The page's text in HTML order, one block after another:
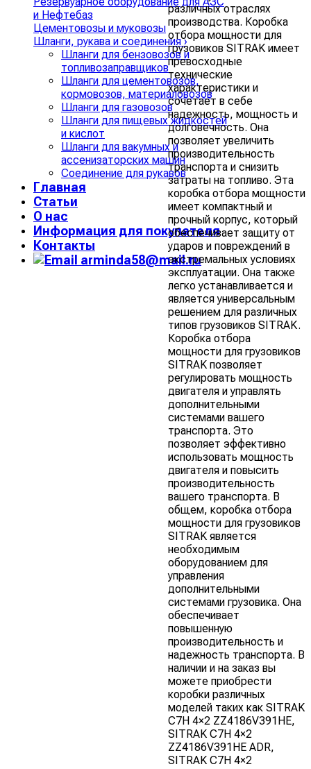
и Нефтебаз
Цементовозы и муковозы
Шланги, рукава и соединения›
Шланги для бензовозов и
топливозаправщиков
Шланги для цементовозов,
кормовозов, материаловозов
Шланги для газовозов
Шланги для пищевых жидкостей
и кислот
Шланги для вакумных и
ассенизаторских машин
Соединение для рукавов
Главная
Статьи
О нас
Информация для покупателя
Контакты
arminda58@mail.ru
различных отраслях
производства. Коробка
отбора мощности для
грузовиков SITRAK имеет
превосходные
технические
характеристики и
сочетает в себе
надежность, мощность и
долговечность. Она
позволяет увеличить
производительность
транспорта и снизить
затраты на топливо. Эта
коробка отбора мощности
имеет компактный и
прочный корпус, который
обеспечивает защиту от
ударов и повреждений в
экстремальных условиях
эксплуатации. Она также
легко устанавливается и
является универсальным
решением для различных
типов грузовиков SITRAK.
Коробка отбора
мощности для грузовиков
SITRAK позволяет
регулировать мощность
двигателя и управлять
дополнительными
системами вашего
транспорта. Это
позволяет эффективно
использовать мощность
двигателя и повысить
производительность
вашего транспорта. В
общем, коробка отбора
мощности для грузовиков
SITRAK является
необходимым
оборудованием для
управления
дополнительными
системами грузовика. Она
обеспечивает
повышенную
производительность и
надежность транспорта. В
наличии и на заказ вы
можете приобрести
коробки различных
моделей таких как SITRAK
C7H 4×2 ZZ4186V391HE,
SITRAK C7H 4×2
ZZ4186V391HE ADR,
SITRAK C7H 4×2